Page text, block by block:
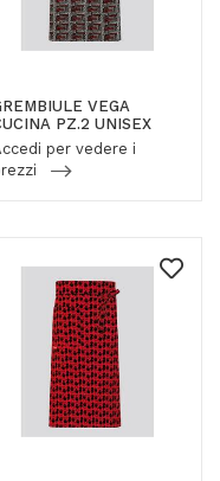
VEGA
PZ.2 UNISEX
per vedere i